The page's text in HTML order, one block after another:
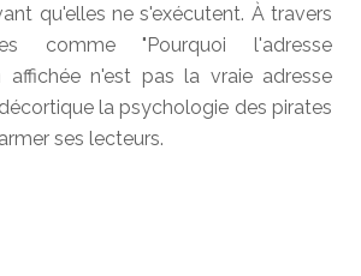
qu'elles ne s'exécutent. À travers
comme "Pourquoi l'adresse
affichée n'est pas la vraie adresse
la psychologie des pirates
ses lecteurs.